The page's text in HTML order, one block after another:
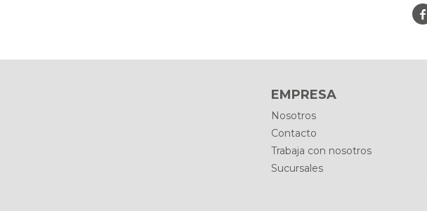
EMPRESA
Nosotros
Contacto
Trabaja con nosotros
Sucursales
